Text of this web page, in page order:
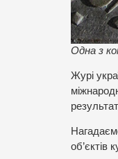
Одна з
Журі
об’єктів